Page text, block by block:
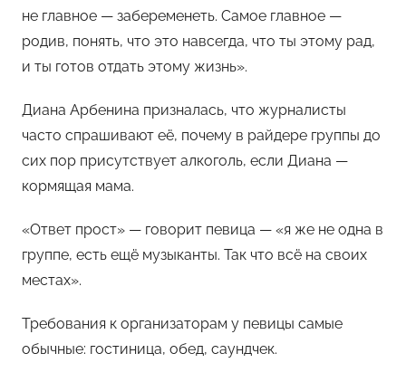
не главное — забеременеть. Самое главное —
родив, понять, что это навсегда, что ты этому рад,
и ты готов отдать этому жизнь».
Диана Арбенина призналась, что журналисты
часто спрашивают её, почему в райдере группы до
сих пор присутствует алкоголь, если Диана —
кормящая мама.
«Ответ прост» — говорит певица — «я же не одна в
группе, есть ещё музыканты. Так что всё на своих
местах».
Требования к организаторам у певицы самые
обычные: гостиница, обед, саундчек.